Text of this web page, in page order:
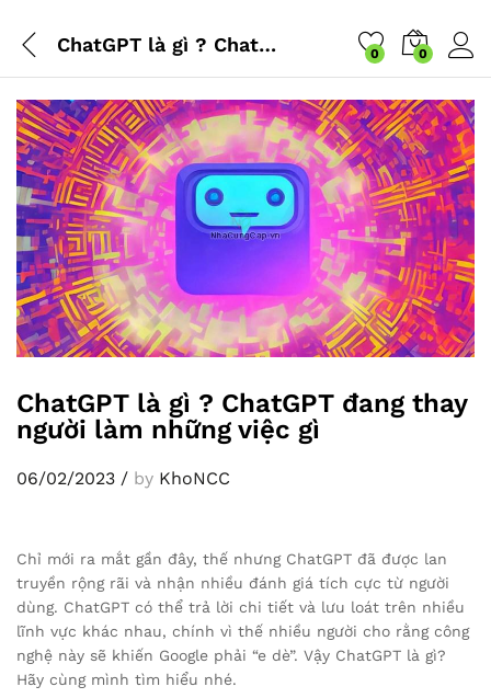
ChatGPT là gì ? ChatGPT đang thay người làm những việc gì 0 0
ChatGPT là gì ? ChatGPT đang thay
người làm những việc gì
06/02/2023 / by KhoNCC
Chỉ mới ra mắt gần đây, thế nhưng ChatGPT đã được lan
truyền rộng rãi và nhận nhiều đánh giá tích cực từ người
dùng. ChatGPT có thể trả lời chi tiết và lưu loát trên nhiều
lĩnh vực khác nhau, chính vì thế nhiều người cho rằng công
nghệ này sẽ khiến Google phải “e dè”. Vậy ChatGPT là gì?
Hãy cùng mình tìm hiểu nhé.